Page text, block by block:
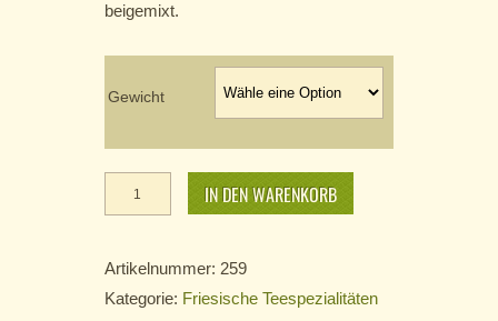
beigemixt.
Gewicht
Friesengeist
Menge
IN DEN WARENKORB
Artikelnummer: 259
Kategorie: Friesische Teespezialitäten